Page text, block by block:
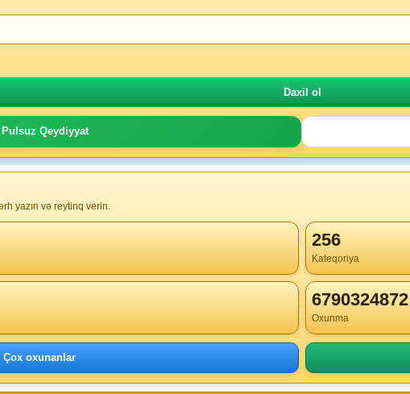
Pulsuz Qeydiyyat
yazın və reytinq verin.
256
Kateqoriya
6790324872
Oxunma
Çox oxunanlar